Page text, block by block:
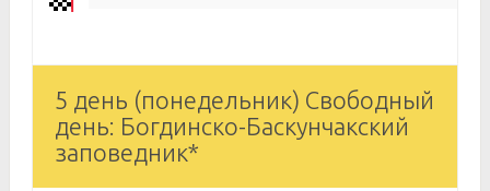
5 день (понедельник) Свободный
день: Богдинско-Баскунчакский
заповедник*